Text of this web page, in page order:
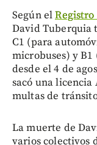
Según el
David Tuberquia
C1 (para
microbuses) y
desde el 4 de
sacó una licencia
multas de
La muerte de
varios colectivos